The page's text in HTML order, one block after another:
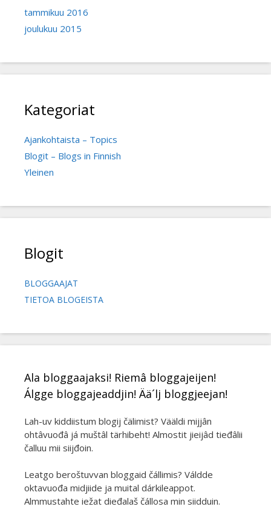
tammikuu 2016
joulukuu 2015
Kategoriat
Ajankohtaista – Topics
Blogit – Blogs in Finnish
Yleinen
Blogit
BLOGGAAJAT
TIETOA BLOGEISTA
Ala bloggaajaksi! Riemâ bloggajeijen!
Álgge bloggajeaddjin! Ää´lj bloggjeejan!
Lah-uv kiddiistum blogij čälimist? Vääldi mijjân
ohtâvuođâ já muštâl tärhibeht! Almostit jieijâd tieđâlii
čalluu mii siijđoin.
Leatgo beroštuvvan bloggaid čállimis? Váldde
oktavuođa midjiide ja muital dárkileappot.
Almmustahte iežat dieđalaš čállosa min siidduin.